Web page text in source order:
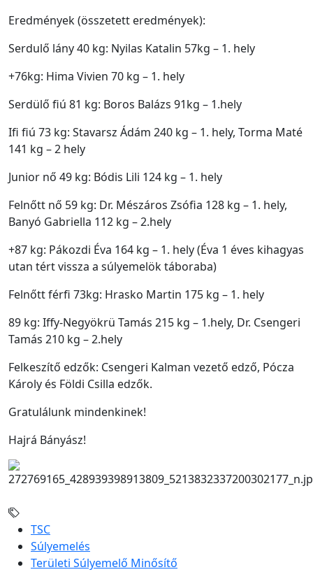
Eredmények (összetett eredmények):
Serdulő lány 40 kg: Nyilas Katalin 57kg – 1. hely
+76kg: Hima Vivien 70 kg – 1. hely
Serdülő fiú 81 kg: Boros Balázs 91kg – 1.hely
Ifi fiú 73 kg: Stavarsz Ádám 240 kg – 1. hely, Torma Maté
141 kg – 2 hely
Junior nő 49 kg: Bódis Lili 124 kg – 1. hely
Felnőtt nő 59 kg: Dr. Mészáros Zsófia 128 kg – 1. hely,
Banyó Gabriella 112 kg – 2.hely
+87 kg: Pákozdi Éva 164 kg – 1. hely (Éva 1 éves kihagyas
utan tért vissza a súlyemelök táboraba)
Felnőtt férfi 73kg: Hrasko Martin 175 kg – 1. hely
89 kg: Iffy-Negyökrü Tamás 215 kg – 1.hely, Dr. Csengeri
Tamás 210 kg – 2.hely
Felkeszítő edzők: Csengeri Kalman vezető edző, Pócza
Károly és Földi Csilla edzők.
Gratulálunk mindenkinek!
Hajrá Bányász!
TSC
Súlyemelés
Területi Súlyemelő Minősítő